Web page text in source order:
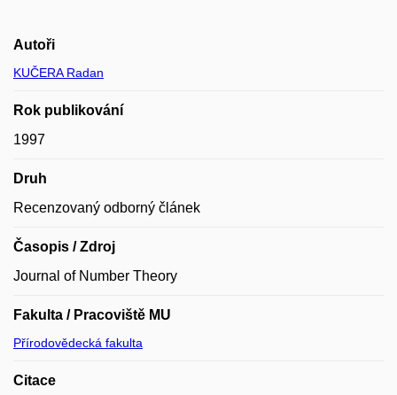
Autoři
KUČERA Radan
Rok publikování
1997
Druh
Recenzovaný odborný článek
Časopis / Zdroj
Journal of Number Theory
Fakulta / Pracoviště MU
Přírodovědecká fakulta
Citace